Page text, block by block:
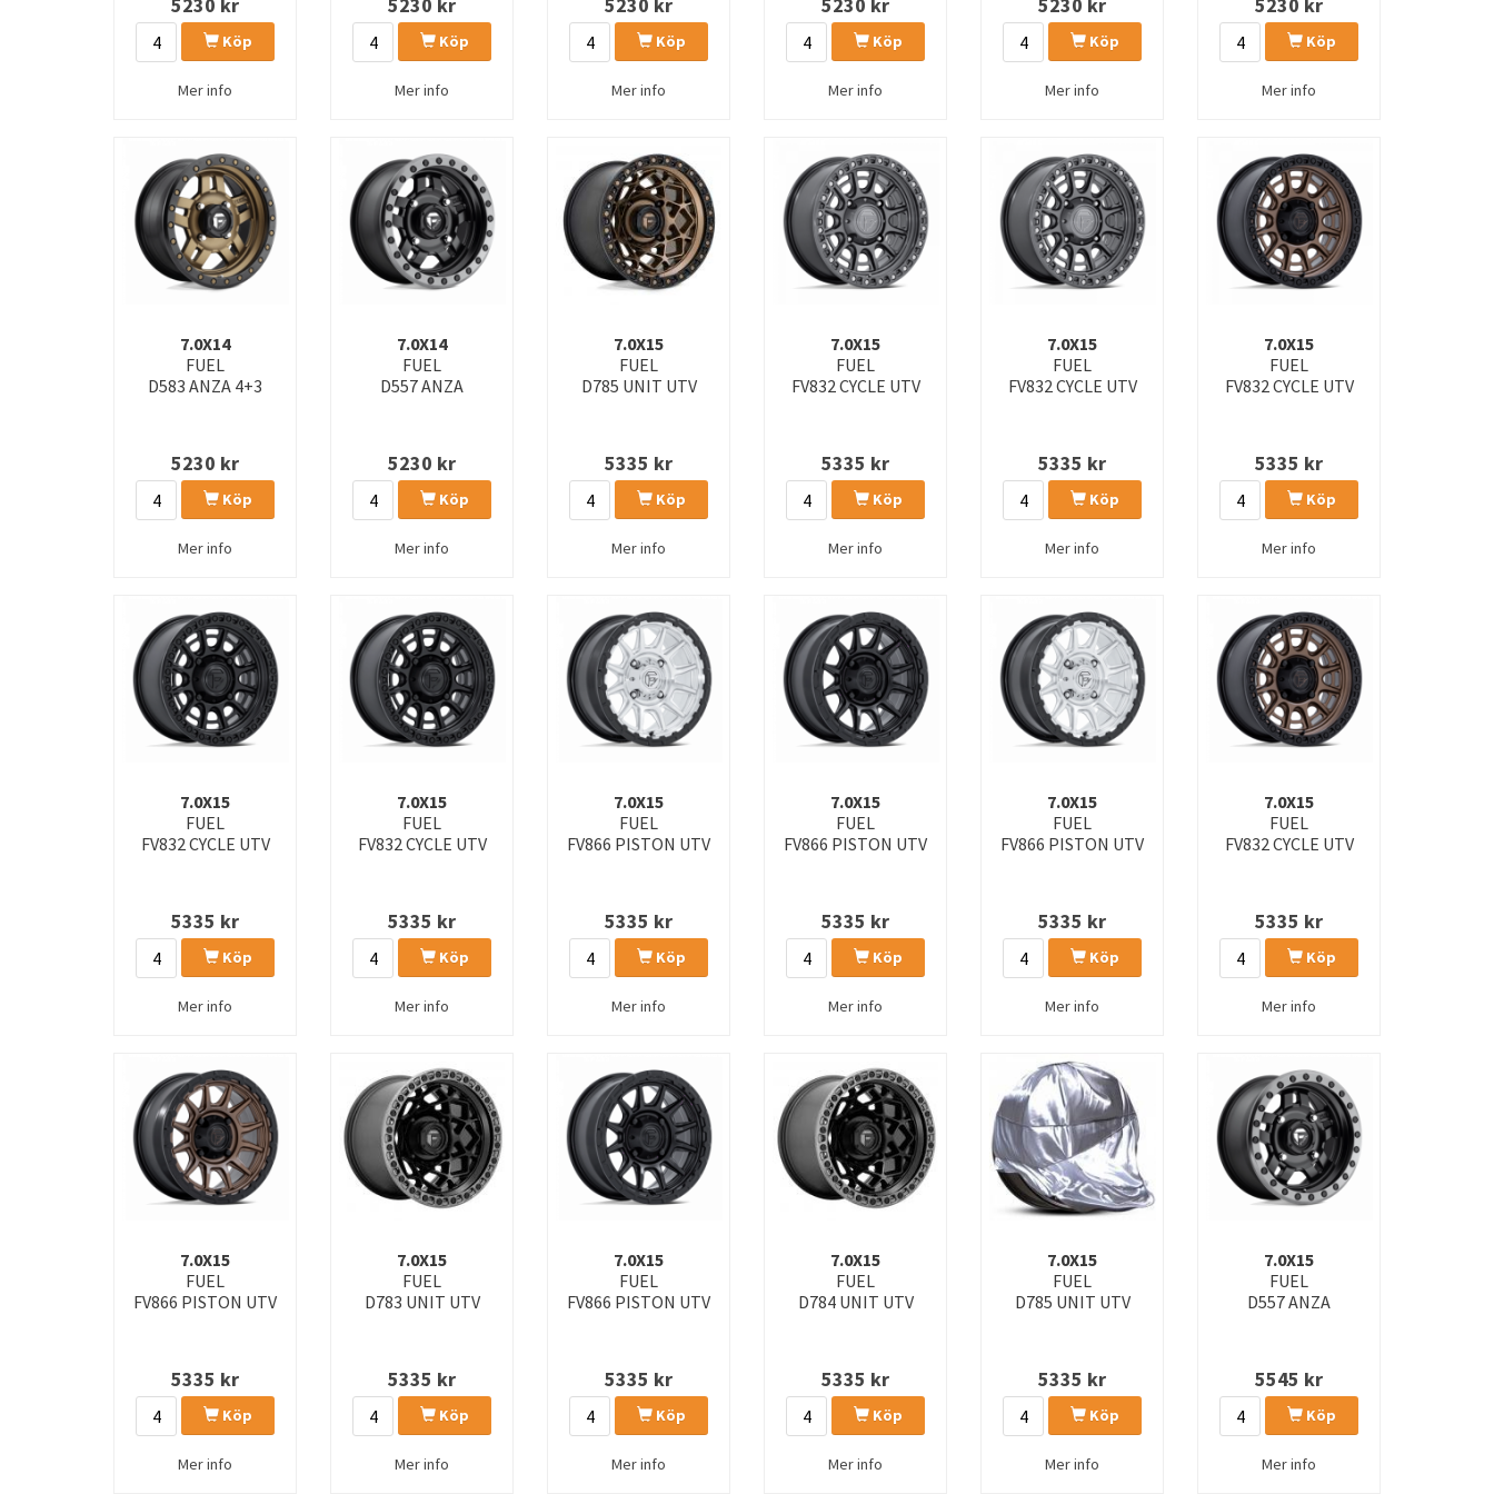
D848 REBAR D849 REBAR D850 REBAR D851 VAPOR D864 HURRICANE D867 ARC DUALLY
D868 ARC DUALLY D871 FLUX DUALLY D875 FLUX DUALLY D876 FLUX DUALLY D883 COVERT D910 HARDLINE BEADLOCK
FC401 BRAWL FC402 CATALYST FC403 BURN FC404 MUTINY FC405 DYNAMO
FC408 FLIGHT FC409 HIVE FC857 RINCON FC860 HYPE FC865 STRIKE FC866 PISTON
FC869 SIGMA FC870 SINISTER FC873 CHARGER FC874 CELSIUS FC880 SUPER C FC881 SURGE
FC882 TRAX FC884 FORTRESS FC885 INJECTOR FC886 HAMMERHEAD FC887 CIRCUIT FC888 REVOLT
FC894 CORE FC896 HEATHEN FC901 TALON FC903 SPLICER FC904 LYNX FC906 HALO
FC907 HEIST FC908 PUMA FC909 WEAPON FC910 FOXHOUND FLUX FV125 RINCON UTV BEADLOCK
Köp
Mer info
Köp
Mer info
Köp
Mer info
Köp
Mer info
Köp
Mer info
Köp
Mer info
7.0X14
FUEL
D583 ANZA 4+3
5230 kr
Köp
Mer info
7.0X14
FUEL
D557 ANZA
5230 kr
Köp
Mer info
7.0X15
FUEL
D785 UNIT UTV
5335 kr
Köp
Mer info
7.0X15
FUEL
FV832 CYCLE UTV
5335 kr
Köp
Mer info
7.0X15
FUEL
FV832 CYCLE UTV
5335 kr
Köp
Mer info
7.0X15
FUEL
FV832 CYCLE UTV
5335 kr
Köp
Mer info
7.0X15
FUEL
FV832 CYCLE UTV
5335 kr
Köp
Mer info
7.0X15
FUEL
FV832 CYCLE UTV
5335 kr
Köp
Mer info
7.0X15
FUEL
FV866 PISTON UTV
5335 kr
Köp
Mer info
7.0X15
FUEL
FV866 PISTON UTV
5335 kr
Köp
Mer info
7.0X15
FUEL
FV866 PISTON UTV
5335 kr
Köp
Mer info
7.0X15
FUEL
FV832 CYCLE UTV
5335 kr
Köp
Mer info
7.0X15
FUEL
FV866 PISTON UTV
5335 kr
Köp
Mer info
7.0X15
FUEL
D783 UNIT UTV
5335 kr
Köp
Mer info
7.0X15
FUEL
FV866 PISTON UTV
5335 kr
Köp
Mer info
7.0X15
FUEL
D784 UNIT UTV
5335 kr
Köp
Mer info
7.0X15
FUEL
D785 UNIT UTV
5335 kr
Köp
Mer info
7.0X15
FUEL
D557 ANZA
5545 kr
Köp
Mer info